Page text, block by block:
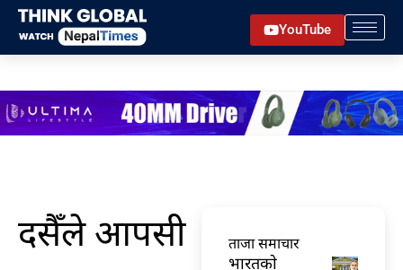
Skip
content
YouTube
दसैँले आपसी
ताजा समाचार
भारतकाे